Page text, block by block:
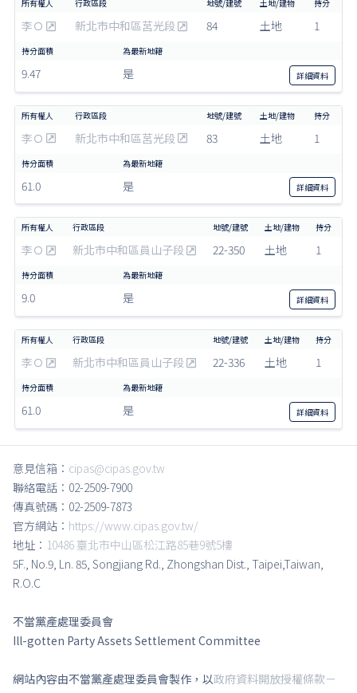
李Ｏ 新北市中和區莒光段 84 土地 1
9.47 是 詳細資料
李Ｏ 新北市中和區莒光段 83 土地 1
61.0 是 詳細資料
李Ｏ 新北市中和區員山子段 22-350 土地 1
9.0 是 詳細資料
李Ｏ 新北市中和區員山子段 22-336 土地 1
61.0 是 詳細資料
意見信箱： cipas@cipas.gov.tw
聯絡電話：02-2509-7900
傳真號碼：02-2509-7873
官方網站： https://www.cipas.gov.tw/
地址： 10486 臺北市中山區松江路85巷9號5樓
5F., No.9, Ln. 85, Songjiang Rd., Zhongshan Dist., Taipei,Taiwan,
R.O.C
不當黨產處理委員會
Ill-gotten Party Assets Settlement Committee
網站內容由不當黨產處理委員會製作，以政府資料開放授權條款－